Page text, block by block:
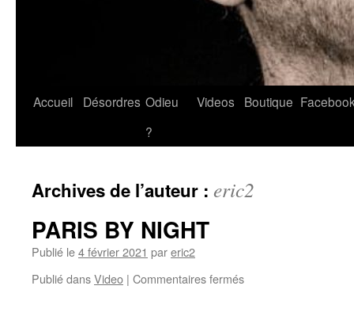
Accueil Désordres Odieu
?
Videos Boutique
Archives de l’auteur : eric2
PARIS BY NIGHT
Publié le4 février 2021 pareric2
Publié dansVideo | Commentaires fermés